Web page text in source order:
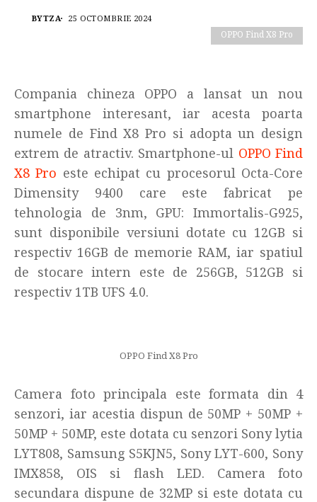
BYTZA 25 OCTOMBRIE 2024
OPPO Find X8 Pro
Compania chineza OPPO a lansat un nou
smartphone interesant, iar acesta poarta
numele de Find X8 Pro si adopta un design
extrem de atractiv. Smartphone-ul OPPO Find
X8 Pro este echipat cu procesorul Octa-Core
Dimensity 9400 care este fabricat pe
tehnologia de 3nm, GPU: Immortalis-G925,
sunt disponibile versiuni dotate cu 12GB si
respectiv 16GB de memorie RAM, iar spatiul
de stocare intern este de 256GB, 512GB si
respectiv 1TB UFS 4.0.
OPPO Find X8 Pro
Camera foto principala este formata din 4
senzori, iar acestia dispun de 50MP + 50MP +
50MP + 50MP, este dotata cu senzori Sony lytia
LYT808, Samsung S5KJN5, Sony LYT-600, Sony
IMX858, OIS si flash LED. Camera foto
secundara dispune de 32MP si este dotata cu